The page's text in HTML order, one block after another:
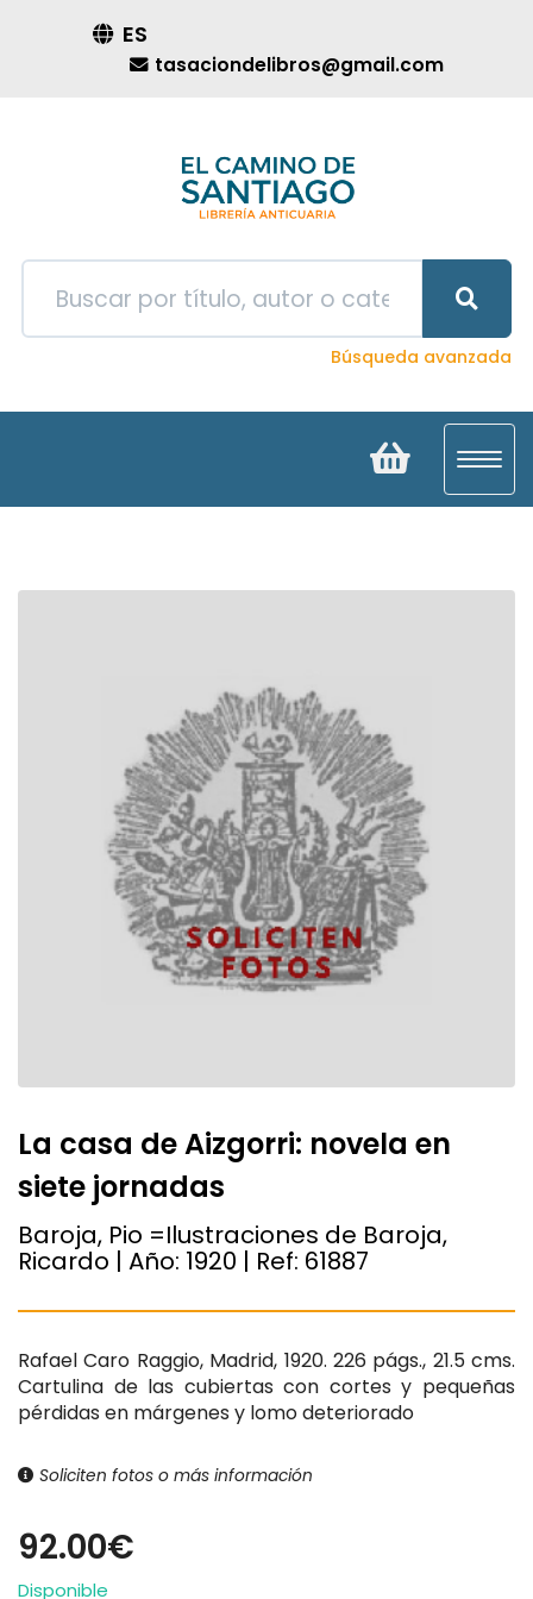
ES
tasaciondelibros@gmail.com
Búsqueda avanzada
La casa de Aizgorri: novela en
siete jornadas
Baroja, Pio =Ilustraciones de Baroja,
Ricardo | Año: 1920 | Ref: 61887
Rafael Caro Raggio, Madrid, 1920. 226 págs., 21.5 cms.
Cartulina de las cubiertas con cortes y pequeñas
pérdidas en márgenes y lomo deteriorado
Soliciten fotos o más información
92.00€
Disponible